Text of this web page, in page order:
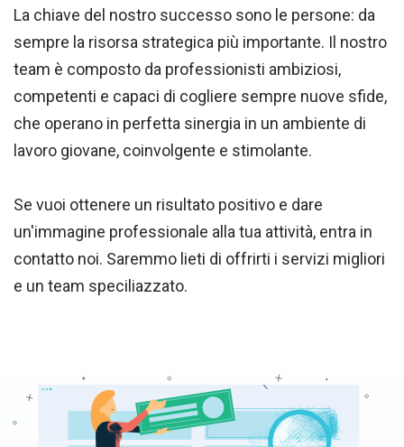
La chiave del nostro successo sono le persone: da
sempre la risorsa strategica più importante. Il nostro
team è composto da professionisti ambiziosi,
competenti e capaci di cogliere sempre nuove sfide,
che operano in perfetta sinergia in un ambiente di
lavoro giovane, coinvolgente e stimolante.
Se vuoi ottenere un risultato positivo e dare
un'immagine professionale alla tua attività, entra in
contatto noi. Saremmo lieti di offrirti i servizi migliori
e un team speciliazzato.